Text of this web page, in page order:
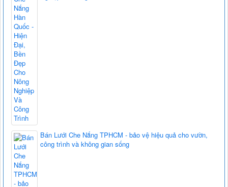
Bán Lưới Che Nắng TPHCM - bảo vệ hiệu quả cho vườn,
công trình và không gian sống